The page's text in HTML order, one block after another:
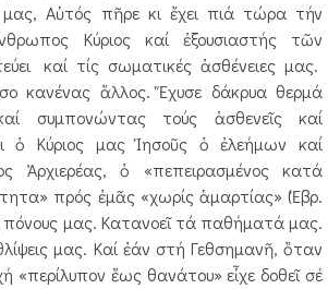
Αὐτός πῆρε κι ἔχει πιά τώρα τήν
Κύριος καί ἐξουσιαστής τῶν
καί τίς σωματικές ἀσθένειες μας.
κανένας ἄλλος. Ἔχυσε δάκρυα θερμά
καί συμπονώντας τούς ἀσθενεῖς καί
ὁ Κύριος μας Ἰησοῦς ὁ ἐλεήμων καί
Ἀρχιερέας, ὁ «πεπειρασμένος κατά
πρός ἐμᾶς «χωρίς ἁμαρτίας» (Ἑβρ.
πόνους μας. Κατανοεῖ τά παθήματά μας.
μας. Καί ἐάν στή Γεθσημανῆ, ὅταν
«περίλυπον ἕως θανάτου» εἶχε δοθεῖ σέ